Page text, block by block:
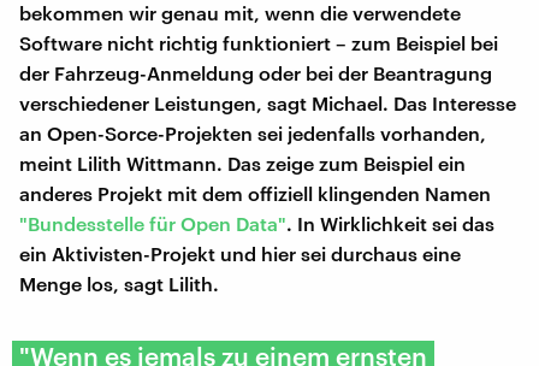
bekommen wir genau mit, wenn die verwendete
Software nicht richtig funktioniert – zum Beispiel bei
der Fahrzeug-Anmeldung oder bei der Beantragung
verschiedener Leistungen, sagt Michael. Das Interesse
an Open-Sorce-Projekten sei jedenfalls vorhanden,
meint Lilith Wittmann. Das zeige zum Beispiel ein
anderes Projekt mit dem offiziell klingenden Namen
"Bundesstelle für Open Data". In Wirklichkeit sei das
ein Aktivisten-Projekt und hier sei durchaus eine
Menge los, sagt Lilith.
"Wenn es jemals zu einem ernsten